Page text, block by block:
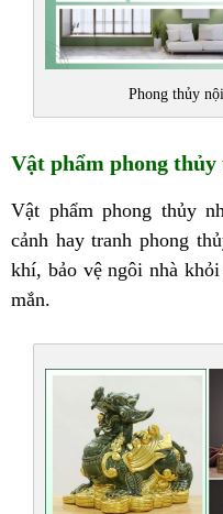
Phong thủy
Vật phẩm phong
Vật phẩm phong thủy
cảnh hay tranh phong
khí, bảo vệ ngôi nhà
mắn.